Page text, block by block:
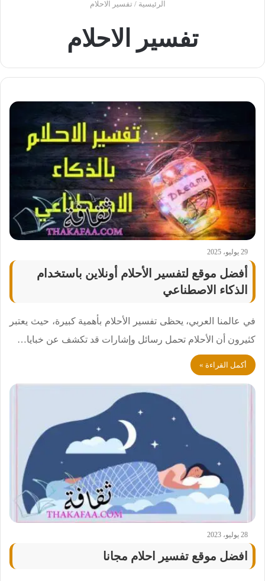
الرئيسية / تفسير الاحلام
تفسير الاحلام
29 يوليو، 2025
أفضل موقع لتفسير الأحلام أونلاين باستخدام
الذكاء الاصطناعي
في عالمنا العربي، يحظى تفسير الأحلام بأهمية كبيرة، حيث يعتبر
كثيرون أن الأحلام تحمل رسائل وإشارات قد تكشف عن خبايا…
أكمل القراءة »
28 يوليو، 2023
افضل موقع تفسير احلام مجانا